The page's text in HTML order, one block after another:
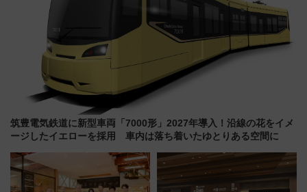
筑豊電気鉄道に新型車両「7000形」2027年導入！沿線の花をイメ
ージしたイエローを採用 車内は落ち着いたゆとりある空間に